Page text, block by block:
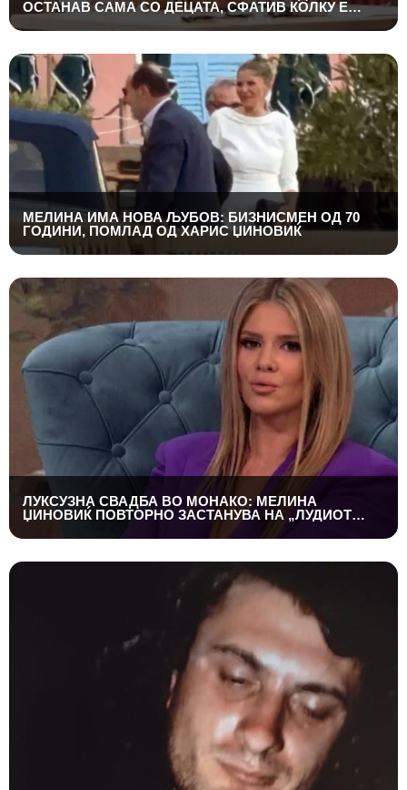
ОСТАНАВ САМА СО ДЕЦАТА, СФАТИВ КОЛКУ Е
МЕЛИНА ИМА НОВА ЉУБОВ: БИЗНИСМЕН ОД 70
ГОДИНИ, ПОМЛАД ОД ХАРИС ЏИНОВИЌ
ЛУКСУЗНА СВАДБА ВО МОНАКО: МЕЛИНА
ЏИНОВИЌ ПОВТОРНО ЗАСТАНУВА НА „ЛУДИОТ